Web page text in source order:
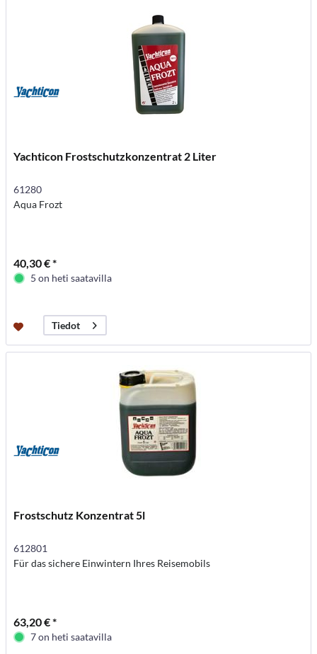
Yachticon Frostschutzkonzentrat 2 Liter
61280
Aqua Frozt
40,30 € *
5 on heti saatavilla
Tiedot
Frostschutz Konzentrat 5l
612801
Für das sichere Einwintern Ihres Reisemobils
63,20 € *
7 on heti saatavilla